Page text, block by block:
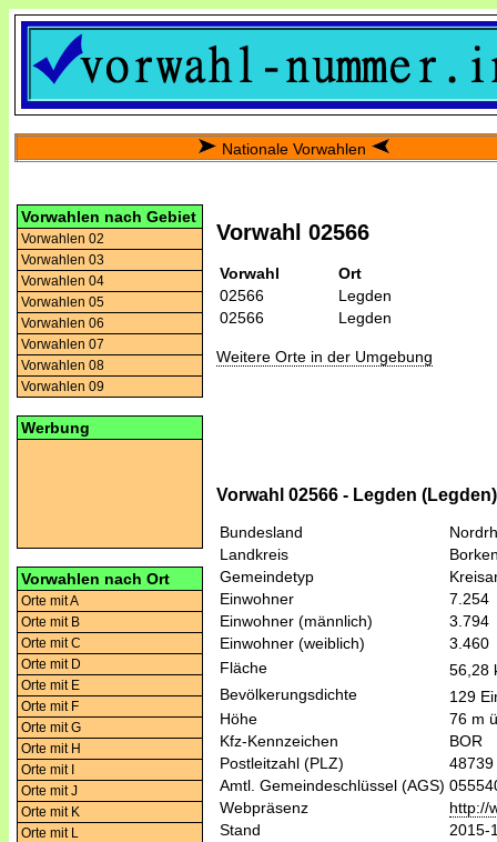
Nationale Vorwahlen
Vorwahlen nach Gebiet
Vorwahlen 02
Vorwahlen 03
Vorwahlen 04
Vorwahlen 05
Vorwahlen 06
Vorwahlen 07
Vorwahlen 08
Vorwahlen 09
Werbung
Vorwahlen nach Ort
Orte mit A
Orte mit B
Orte mit C
Orte mit D
Orte mit E
Orte mit F
Orte mit G
Orte mit H
Orte mit I
Orte mit J
Orte mit K
Orte mit L
Vorwahl 02566
Vorwahl
Ort
02566
Legden
02566
Legden
Weitere Orte in der Umgebung
Vorwahl 02566 - Legden (Legden)
Bundesland
Landkreis
Gemeindetyp
Einwohner
7.254
Einwohner (männlich)
3.794
Einwohner (weiblich)
3.460
Fläche
56,28
Bevölkerungsdichte
129
Höhe
76 m
Kfz-Kennzeichen
BOR
Postleitzahl (PLZ)
48739
Amtl. Gemeindeschlüssel (AGS)
Webpräsenz
http://
Stand
2015-